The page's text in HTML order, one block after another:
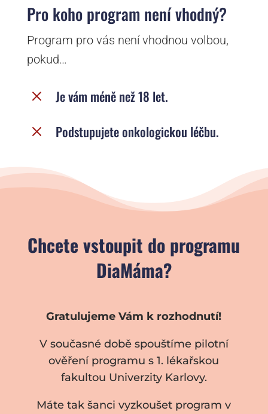
Pro koho program není vhodný?
Program pro vás není vhodnou volbou,
pokud…
M Je vám méně než 18 let.
M Podstupujete onkologickou léčbu.
Chcete vstoupit do programu
DiaMáma?
Gratulujeme Vám k rozhodnutí!
V současné době spouštíme pilotní
ověření programu s 1. lékařskou
fakultou Univerzity Karlovy.
Máte tak šanci vyzkoušet program v